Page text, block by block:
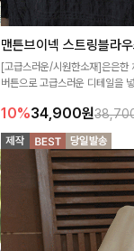
맨튼브이넥 스트링블라
[고급스러운/시원한소재]은은한
버튼으로 고급스러운 디테일을
10%34,900원